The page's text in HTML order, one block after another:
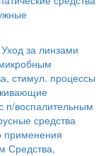
Уход за линзами
стимул. процессы
п/воспалительным
средства
применения
Средства,